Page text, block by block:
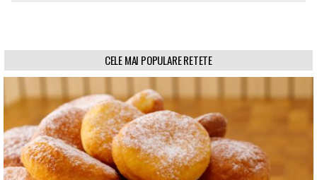
CELE MAI POPULARE RETETE